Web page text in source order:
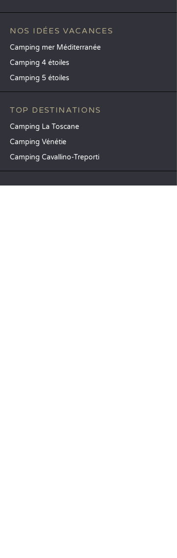
NOS IDÉES VACANCES
Camping mer Méditerranée
Camping 4 étoiles
Camping 5 étoiles
TOP DESTINATIONS
Camping La Toscane
Camping Vénétie
Camping Cavallino-Treporti